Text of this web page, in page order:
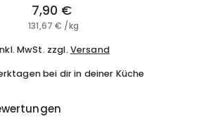
Normaler
Preis
7,90 €
€
131,67 € 131,67
/kg
MwSt. zzgl. Versand
bei dir in deiner Küche